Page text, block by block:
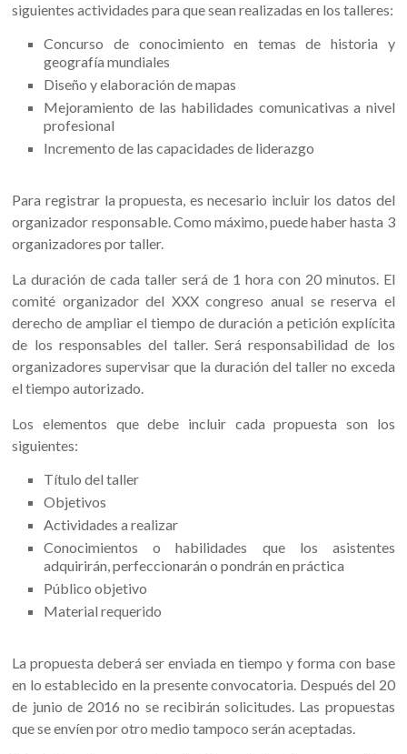
siguientes actividades para que sean realizadas en los talleres:
Concurso de conocimiento en temas de historia y
geografía mundiales
Diseño y elaboración de mapas
Mejoramiento de las habilidades comunicativas a nivel
profesional
Incremento de las capacidades de liderazgo
Para registrar la propuesta, es necesario incluir los datos del
organizador responsable. Como máximo, puede haber hasta 3
organizadores por taller.
La duración de cada taller será de 1 hora con 20 minutos. El
comité organizador del XXX congreso anual se reserva el
derecho de ampliar el tiempo de duración a petición explícita
de los responsables del taller. Será responsabilidad de los
organizadores supervisar que la duración del taller no exceda
el tiempo autorizado.
Los elementos que debe incluir cada propuesta son los
siguientes:
Título del taller
Objetivos
Actividades a realizar
Conocimientos o habilidades que los asistentes
adquirirán, perfeccionarán o pondrán en práctica
Público objetivo
Material requerido
La propuesta deberá ser enviada en tiempo y forma con base
en lo establecido en la presente convocatoria. Después del 20
de junio de 2016 no se recibirán solicitudes. Las propuestas
que se envíen por otro medio tampoco serán aceptadas.